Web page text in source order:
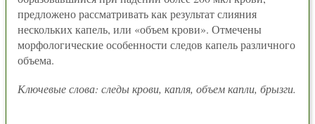
предложено рассматривать как результат слияния
нескольких капель, или «объем крови». Отмечены
морфологические особенности следов капель различного
объема.
Ключевые слова: следы крови, капля, объем капли, брызги.